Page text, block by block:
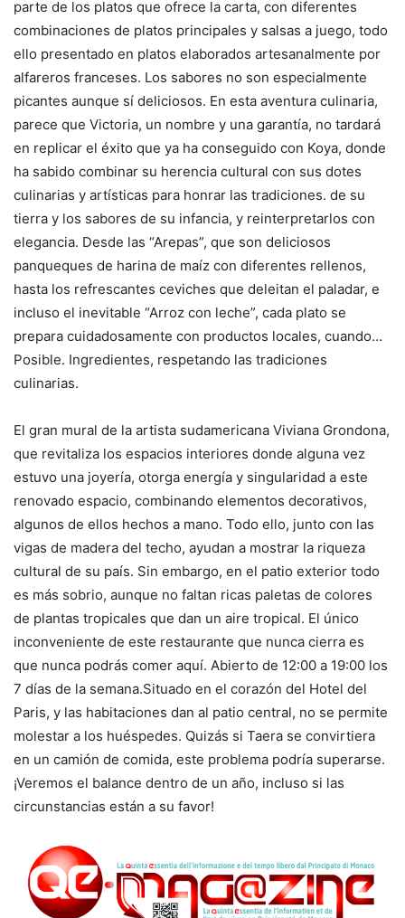
parte de los platos que ofrece la carta, con diferentes
combinaciones de platos principales y salsas a juego, todo
ello presentado en platos elaborados artesanalmente por
alfareros franceses. Los sabores no son especialmente
picantes aunque sí deliciosos. En esta aventura culinaria,
parece que Victoria, un nombre y una garantía, no tardará
en replicar el éxito que ya ha conseguido con Koya, donde
ha sabido combinar su herencia cultural con sus dotes
culinarias y artísticas para honrar las tradiciones. de su
tierra y los sabores de su infancia, y reinterpretarlos con
elegancia. Desde las “Arepas”, que son deliciosos
panqueques de harina de maíz con diferentes rellenos,
hasta los refrescantes ceviches que deleitan el paladar, e
incluso el inevitable “Arroz con leche”, cada plato se
prepara cuidadosamente con productos locales, cuando…
Posible. Ingredientes, respetando las tradiciones
culinarias.
El gran mural de la artista sudamericana Viviana Grondona,
que revitaliza los espacios interiores donde alguna vez
estuvo una joyería, otorga energía y singularidad a este
renovado espacio, combinando elementos decorativos,
algunos de ellos hechos a mano. Todo ello, junto con las
vigas de madera del techo, ayudan a mostrar la riqueza
cultural de su país. Sin embargo, en el patio exterior todo
es más sobrio, aunque no faltan ricas paletas de colores
de plantas tropicales que dan un aire tropical. El único
inconveniente de este restaurante que nunca cierra es
que nunca podrás comer aquí. Abierto de 12:00 a 19:00 los
7 días de la semana.Situado en el corazón del Hotel del
Paris, y las habitaciones dan al patio central, no se permite
molestar a los huéspedes. Quizás si Taera se convirtiera
en un camión de comida, este problema podría superarse.
¡Veremos el balance dentro de un año, incluso si las
circunstancias están a su favor!